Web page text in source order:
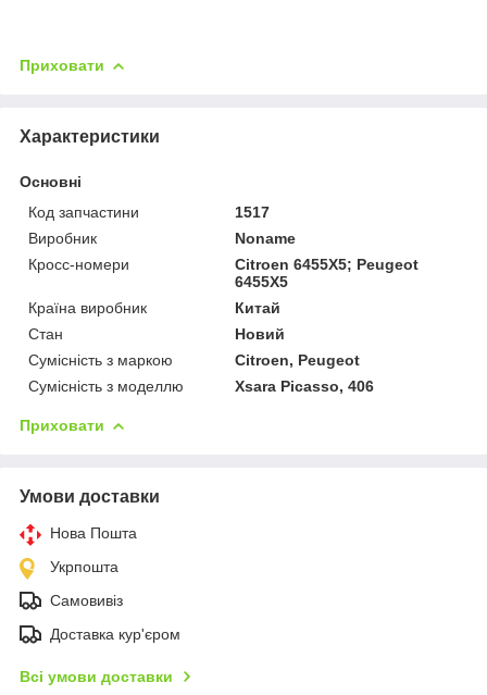
Приховати
Характеристики
Основні
Код запчастини
1517
Виробник
Noname
Кросс-номери
Citroen 6455X5; Peugeot
6455X5
Країна виробник
Китай
Стан
Новий
Сумісність з маркою
Citroen, Peugeot
Сумісність з моделлю
Xsara Picasso, 406
Приховати
Умови доставки
Нова Пошта
Укрпошта
Самовивіз
Доставка кур'єром
Всі умови доставки